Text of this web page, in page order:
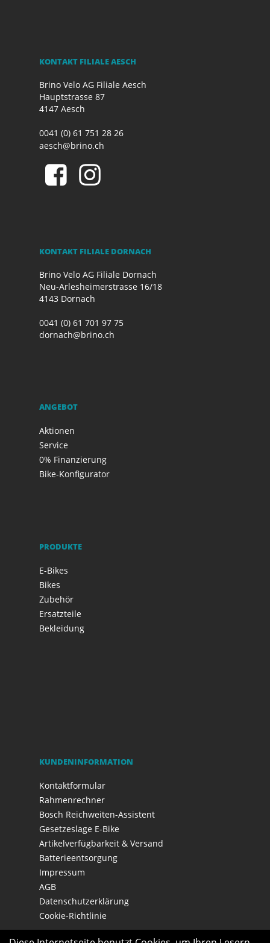
KONTAKT FILIALE AESCH
Brino Velo AG Filiale Aesch
Hauptstrasse 87
4147 Aesch
0041 (0) 61 751 28 26
aesch@brino.ch
KONTAKT FILIALE DORNACH
Brino Velo AG Filiale Dornach
Neu-Arlesheimerstrasse 16/18
4143 Dornach
0041 (0) 61 701 97 75
dornach@brino.ch
ANGEBOT
Aktionen
Service
0% Finanzierung
Bike-Konfigurator
PRODUKTE
E-Bikes
Bikes
Zubehör
Ersatzteile
Bekleidung
KUNDENINFORMATION
Kontaktformular
Rahmenrechner
Bosch Reichweiten-Assistent
Gesetzeslage E-Bike
Artikelverfügbarkeit & Versand
Batterieentsorgung
Impressum
AGB
Datenschutzerklärung
Cookie-Richtlinie